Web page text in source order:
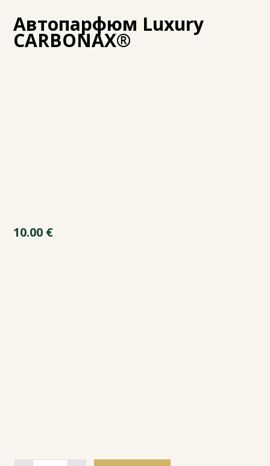
Автопарфюм Luxury
CARBONAX®
10.00 €